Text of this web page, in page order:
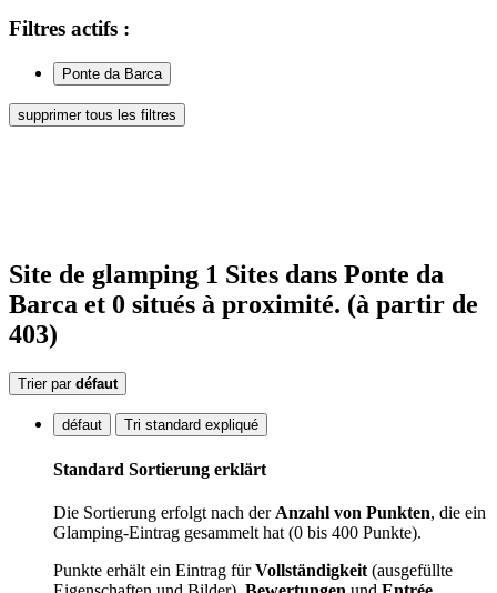
Filtres actifs :
Ponte da Barca
supprimer tous les filtres
Site de glamping 1 Sites dans Ponte da
Barca et 0 situés à proximité. (à partir de
403)
Trier par défaut
défaut Tri standard expliqué
Standard Sortierung erklärt
Die Sortierung erfolgt nach der Anzahl von Punkten, die ein
Glamping-Eintrag gesammelt hat (0 bis 400 Punkte).
Punkte erhält ein Eintrag fürVollständigkeit (ausgefüllte